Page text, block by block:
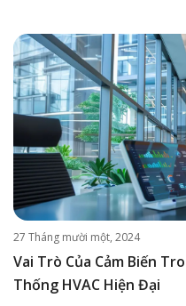
27 Tháng mười một, 2024
Vai Trò Của Cảm Biến
Thống HVAC Hiện Đại